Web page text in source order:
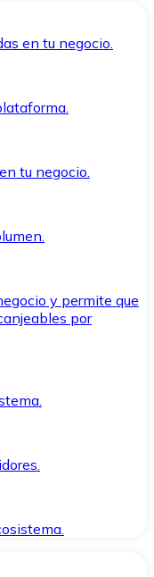
en tu negocio.
tu negocio.
y permite que
por